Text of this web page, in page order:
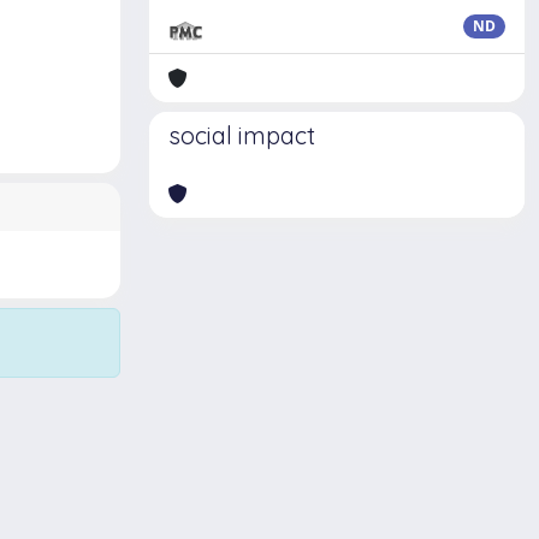
ND
social impact